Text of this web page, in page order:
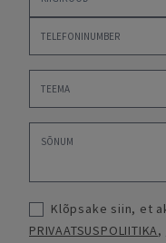
Klõpsake siin, et
PRIVAATSUSPOLIITIKA,